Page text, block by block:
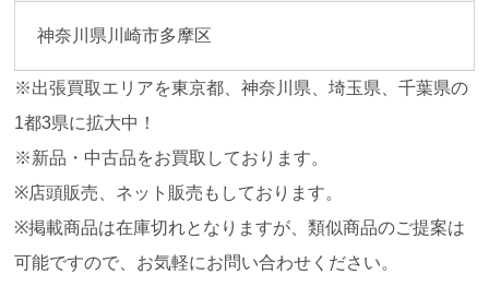
神奈川県川崎市多摩区
※出張買取エリアを東京都、神奈川県、埼玉県、千葉県の
1都3県に拡大中！
※新品・中古品をお買取しております。
※店頭販売、ネット販売もしております。
※掲載商品は在庫切れとなりますが、類似商品のご提案は
可能ですので、お気軽にお問い合わせください。